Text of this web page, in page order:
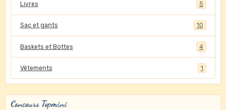
Livres 5
Sac et gants 10
Baskets et Bottes 4
Vêtements 1
Concours Topmini